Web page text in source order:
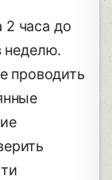
часа до
неделю.
проводить